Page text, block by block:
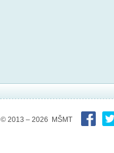
© 2013 – 2026 MŠMT